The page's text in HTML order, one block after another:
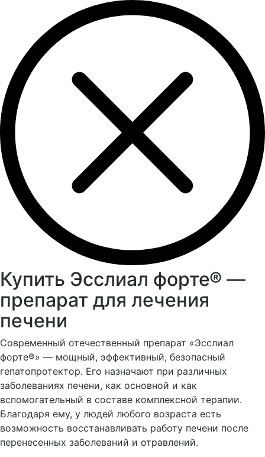
Купить Эсслиал форте® —
препарат для лечения
печени
Современный отечественный препарат «Эсслиал
форте®» — мощный, эффективный, безопасный
гепатопротектор. Его назначают при различных
заболеваниях печени, как основной и как
вспомогательный в составе комплексной терапии.
Благодаря ему, у людей любого возраста есть
возможность восстанавливать работу печени после
перенесенных заболеваний и отравлений.